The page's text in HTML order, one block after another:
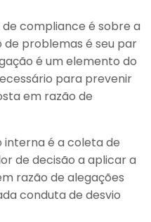
compliance é sobre a
problemas é seu par
é um elemento do
para prevenir
em razão de
interna é a coleta de
de decisão a aplicar a
razão de alegações
conduta de desvio